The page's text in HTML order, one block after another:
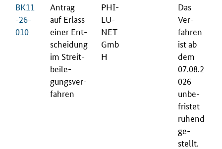
BK11
-26-
010
An­trag
auf Er­lass
ei­ner Ent­
schei­dung
im Streit­
bei­le­
gungs­ver­
fah­ren
PHI­
LU­
NET
Gmb
H
Das
Ver­
fah­ren
ist ab
dem
07.08.2
026
un­be­
fris­tet
ru­hend
ge­
stellt.